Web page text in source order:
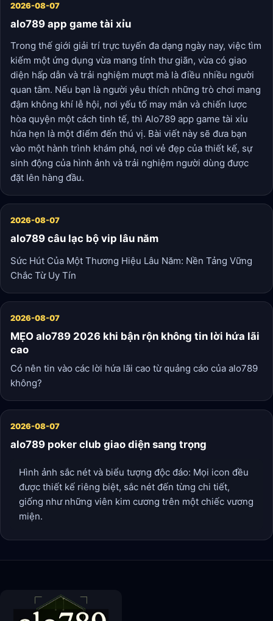
2026-08-07
alo789 app game tài xỉu
Trong thế giới giải trí trực tuyến đa dạng ngày nay, việc tìm
kiếm một ứng dụng vừa mang tính thư giãn, vừa có giao
diện hấp dẫn và trải nghiệm mượt mà là điều nhiều người
quan tâm. Nếu bạn là người yêu thích những trò chơi mang
đậm không khí lễ hội, nơi yếu tố may mắn và chiến lược
hòa quyện một cách tinh tế, thì Alo789 app game tài xỉu
hứa hẹn là một điểm đến thú vị. Bài viết này sẽ đưa bạn
vào một hành trình khám phá, nơi vẻ đẹp của thiết kế, sự
sinh động của hình ảnh và trải nghiệm người dùng được
đặt lên hàng đầu.
2026-08-07
alo789 câu lạc bộ vip lâu năm
Sức Hút Của Một Thương Hiệu Lâu Năm: Nền Tảng Vững
Chắc Từ Uy Tín
2026-08-07
MẸO alo789 2026 khi bận rộn không tin lời hứa lãi
cao
Có nên tin vào các lời hứa lãi cao từ quảng cáo của alo789
không?
2026-08-07
alo789 poker club giao diện sang trọng
Hình ảnh sắc nét và biểu tượng độc đáo: Mọi icon đều
được thiết kế riêng biệt, sắc nét đến từng chi tiết,
giống như những viên kim cương trên một chiếc vương
miện.